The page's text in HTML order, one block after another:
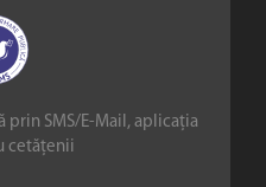
SMS/E-Mail, aplicația
cetățenii